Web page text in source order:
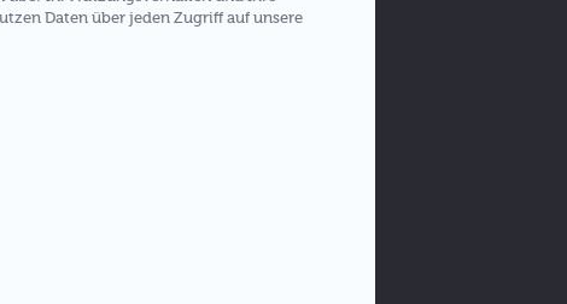
Daten über jeden Zugriff auf unsere